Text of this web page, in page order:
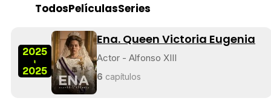
TodosPelículasSeries
2025
-
2025
Ena. Queen Victoria Eugenia
Actor - Alfonso XIII
6 capítulos